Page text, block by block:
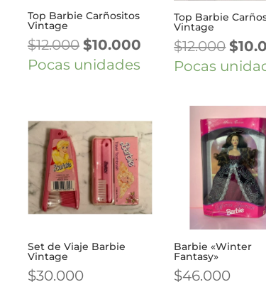
precio
$10.000.
Top Barbie Carñositos
Vintage
$12.000 El
precio
$12.000.
$10.000El
precio
$10.000.
Pocas unidades
Top Barbie
Vintage
$12.000El
$
Pocas
Set de Viaje Barbie
Vintage
$30.000
Barbie «Winter
Fantasy»
$46.000